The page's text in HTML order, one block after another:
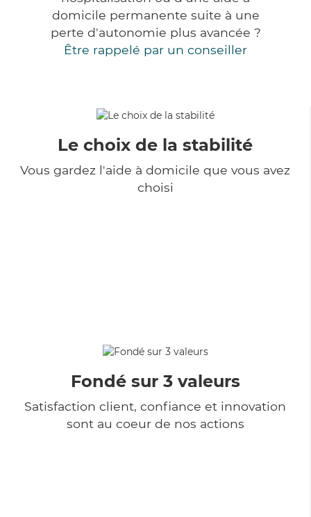
domicile permanente suite à une
perte d'autonomie plus avancée ?
Être rappelé par un conseiller
Le choix de la stabilité
Vous gardez l'aide à domicile que vous avez
choisi
Fondé sur 3 valeurs
Satisfaction client, confiance et innovation
sont au coeur de nos actions